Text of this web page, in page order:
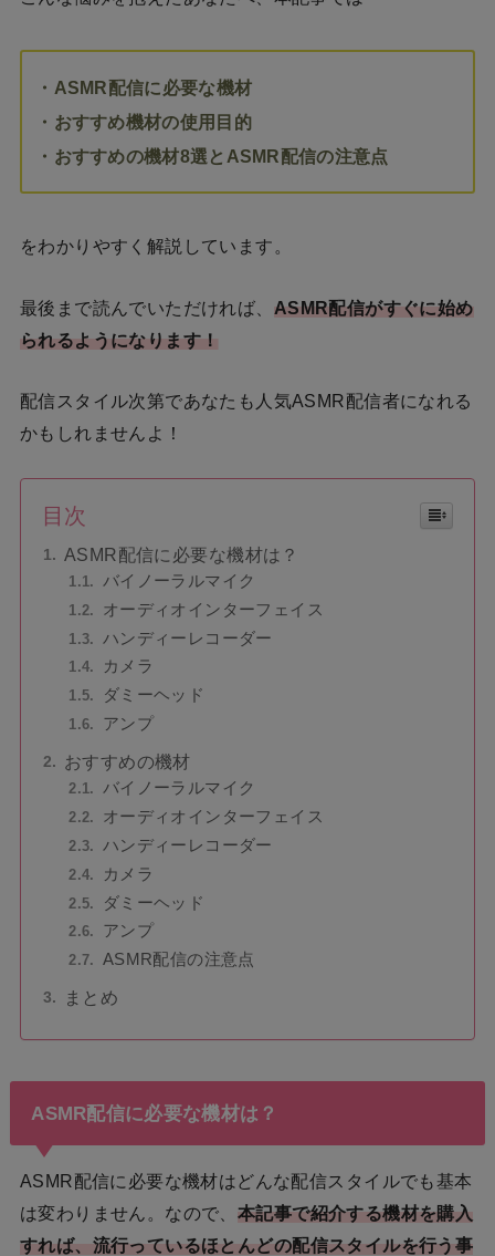
・ASMR配信に必要な機材
・おすすめ機材の使用目的
・おすすめの機材8選とASMR配信の注意点
をわかりやすく解説しています。
最後まで読んでいただければ、 ASMR配信がすぐに始め
られるようになります！
配信スタイル次第であなたも人気ASMR配信者になれる
かもしれませんよ！
目次
ASMR配信に必要な機材は？
バイノーラルマイク
オーディオインターフェイス
ハンディーレコーダー
カメラ
ダミーヘッド
アンプ
おすすめの機材
バイノーラルマイク
オーディオインターフェイス
ハンディーレコーダー
カメラ
ダミーヘッド
アンプ
ASMR配信の注意点
まとめ
ASMR配信に必要な機材は？
ASMR配信に必要な機材はどんな配信スタイルでも基本
は変わりません。なので、 本記事で紹介する機材を購入
すれば、 流行っているほとんどの配信スタイルを行う事